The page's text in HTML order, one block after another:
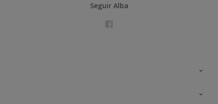
Seguir Alba